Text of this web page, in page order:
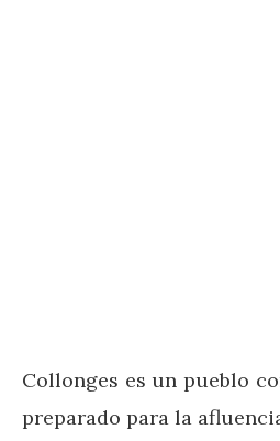
Collonges es un pueblo
preparado para la